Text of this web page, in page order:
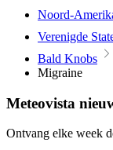
Noord-
Verenigde
Bald Knobs
Migraine
Meteovista
Ontvang elke week